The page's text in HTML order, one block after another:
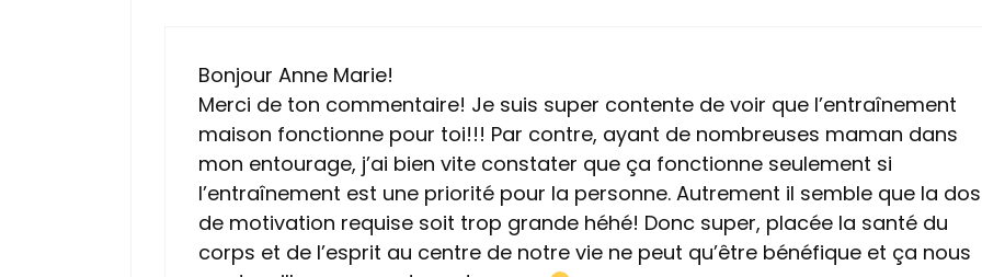
Bonjour Anne Marie!
Merci de ton commentaire! Je suis super contente de voir que l’entraînement
maison fonctionne pour toi!!! Par contre, ayant de nombreuses maman dans
mon entourage, j’ai bien vite constater que ça fonctionne seulement si
l’entraînement est une priorité pour la personne. Autrement il semble que la
de motivation requise soit trop grande héhé! Donc super, placée la santé du
corps et de l’esprit au centre de notre vie ne peut qu’être bénéfique et ça nous